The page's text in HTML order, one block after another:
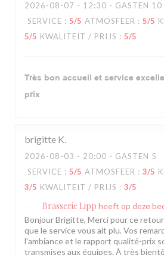
2026-08-07 - 12:30 - GASTEN 10
SERVICE : 5/5 ATMOSFEER : 5/5
5/5 KWALITEIT / PRIJS : 5/5
Très bon accueil et service
prix
brigitte K
2026-08-03 - 20:00 - GASTEN 5
SERVICE : 5/5 ATMOSFEER : 3/5
3/5 KWALITEIT / PRIJS : 3/5
Brasserie Lipp heeft op deze
Bonjour Brigitte, Merci pour ce
que le service vous ait plu. Vos
l'ambiance et le rapport qualité-prix
transmises aux équipes. À très